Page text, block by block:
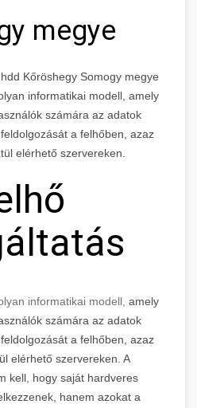
megye
Kőröshegy Somogy megye
informatikai modell, amely
számára az adatok
a felhőben, azaz
elérhető szervereken.
informatikai modell, amely
számára az adatok
a felhőben, azaz
elérhető szervereken. A
kell, hogy saját hardveres
hanem azokat a